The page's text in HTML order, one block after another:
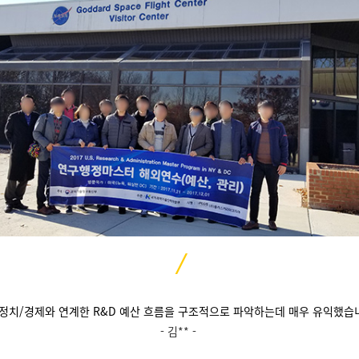
/
치/경제와 연계한 R&D 예산 흐름을 구조적으로 파악하는데 매우 유익했
- 김** -